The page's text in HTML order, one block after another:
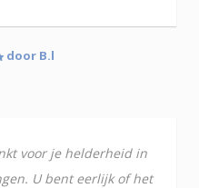
door B.l
voor je helderheid in
U bent eerlijk of het